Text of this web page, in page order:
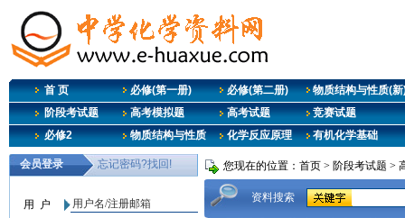
首 页 必修(第一册) 必修(第二册)
物质结构与性质(新
阶段考试题
高考模拟题 高考试题
竞赛试题
必修2
物质结构与性质 化学反应原理 有机化学基础
您现在的位置： 首页 > 阶段考试题 >
资料搜索